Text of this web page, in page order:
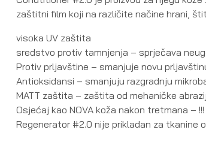
zaštitni film koji na različite načine hrani,
visoka UV zaštita
sredstvo protiv tamnjenja – sprječava
Protiv prljavštine – smanjuje novu
Antioksidansi – smanjuju razgradnju
MATT zaštita – zaštita od mehaničke
Osjećaj kao NOVA koža nakon tretmana – !!!
Regenerator #2.0 nije prikladan za tkanine